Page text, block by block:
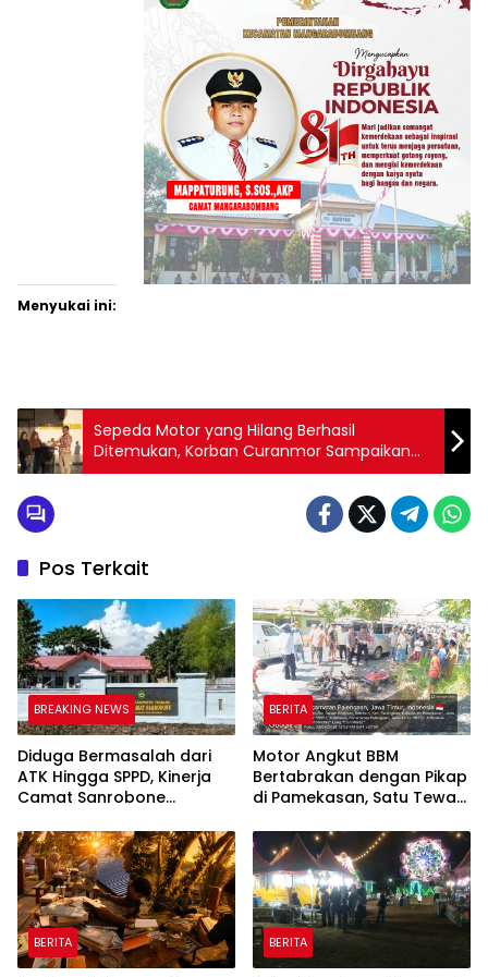
Menyukai ini:
Sepeda Motor yang Hilang Berhasil
Ditemukan, Korban Curanmor Sampaikan
Apresiasi ke Polres Pamekasan
Pos Terkait
BREAKING NEWS
Diduga Bermasalah dari
ATK Hingga SPPD, Kinerja
Camat Sanrobone
BERITA
Motor Angkut BBM
Bertabrakan dengan Pikap
di Pamekasan, Satu Tewas
BERITA BERITA